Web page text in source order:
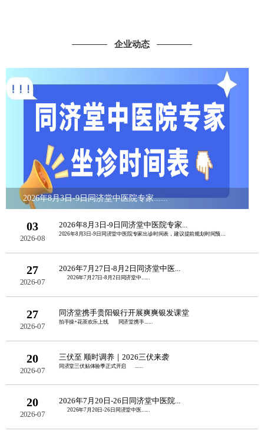
企业动态
2026年8月3日-9日同济堂中医院专家......
03
2026-08
2026年8月3日-9日同济堂中医院专家...
27
2026-07
2026年7月27日-8月2日同济堂中医...
2026年7月27日-8月2日同济堂中......
27
2026-07
同济堂携手贵阳银行开展爽爽银发课堂
拍手操+花茶欢乐上线 同济堂携手......
20
2026-07
三伏至 顺时调养｜2026三伏来袭
同济堂三伏贴体验季正式开启 ......
20
2026-07
2026年7月20日-26日同济堂中医院...
2026年7月20日-26日同济堂中医......